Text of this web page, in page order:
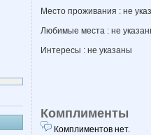
Место проживания : не
Любимые места : не
Интересы : не указаны
Комплименты
Комплиментов нет.